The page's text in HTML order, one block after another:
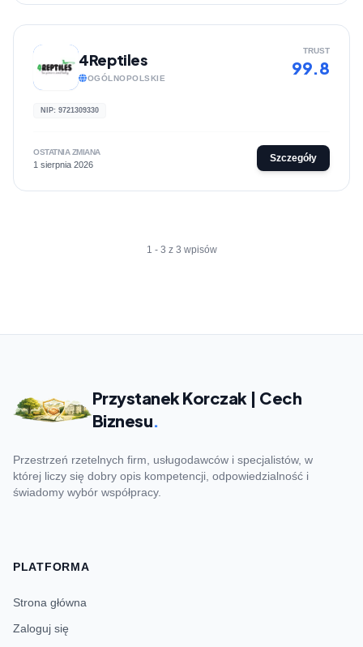
4Reptiles
OGÓLNOPOLSKIE
TRUST
99.8
NIP: 9721309330
OSTATNIA ZMIANA
1 sierpnia 2026
Szczegóły
1 - 3 z 3 wpisów
Przystanek Korczak | Cech
Biznesu.
Przestrzeń rzetelnych firm, usługodawców i specjalistów, w
której liczy się dobry opis kompetencji, odpowiedzialność i
świadomy wybór współpracy.
PLATFORMA
Strona główna
Zaloguj się